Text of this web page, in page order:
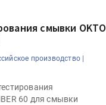
смывки OKTO
производство |
60 для смывки